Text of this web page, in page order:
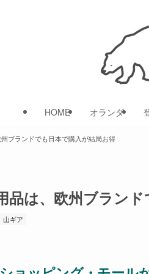
HOME オランダ
ブランドでも日本で購入が結局お得
品は、欧州ブラン
山ギア